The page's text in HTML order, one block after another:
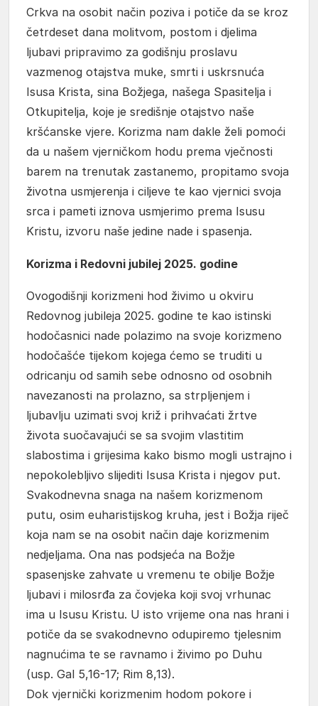
Crkva na osobit način poziva i potiče da se kroz
četrdeset dana molitvom, postom i djelima
ljubavi pripravimo za godišnju proslavu
vazmenog otajstva muke, smrti i uskrsnuća
Isusa Krista, sina Božjega, našega Spasitelja i
Otkupitelja, koje je središnje otajstvo naše
kršćanske vjere. Korizma nam dakle želi pomoći
da u našem vjerničkom hodu prema vječnosti
barem na trenutak zastanemo, propitamo svoja
životna usmjerenja i ciljeve te kao vjernici svoja
srca i pameti iznova usmjerimo prema Isusu
Kristu, izvoru naše jedine nade i spasenja.
Korizma i Redovni jubilej 2025. godine
Ovogodišnji korizmeni hod živimo u okviru
Redovnog jubileja 2025. godine te kao istinski
hodočasnici nade polazimo na svoje korizmeno
hodočašće tijekom kojega ćemo se truditi u
odricanju od samih sebe odnosno od osobnih
navezanosti na prolazno, sa strpljenjem i
ljubavlju uzimati svoj križ i prihvaćati žrtve
života suočavajući se sa svojim vlastitim
slabostima i grijesima kako bismo mogli ustrajno i
nepokolebljivo slijediti Isusa Krista i njegov put.
Svakodnevna snaga na našem korizmenom
putu, osim euharistijskog kruha, jest i Božja riječ
koja nam se na osobit način daje korizmenim
nedjeljama. Ona nas podsjeća na Božje
spasenjske zahvate u vremenu te obilje Božje
ljubavi i milosrđa za čovjeka koji svoj vrhunac
ima u Isusu Kristu. U isto vrijeme ona nas hrani i
potiče da se svakodnevno odupiremo tjelesnim
nagnućima te se ravnamo i živimo po Duhu
(usp. Gal 5,16-17; Rim 8,13).
Dok vjernički korizmenim hodom pokore i